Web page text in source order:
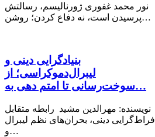
نور محمد غفوری ژورنالیسم، رسالتش
پرسیدن است، نه دفاع کردن؛ روشن…
بنیادگرایی دینی و
لیبرال‌دموکراسی؛ از
سوخت‌رسانی تا امتم دهی به…
نویسنده: مهرالدین مشید رابطه متقابل
افراط‌گرایی دینی، بحران‌های نظم لیبرال
و…